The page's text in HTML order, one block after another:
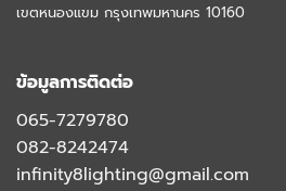
เขตหนองแขม กรุงเทพมหานคร 10160
ข้อมูลการติดต่อ
065-7279780
082-8242474
infinity8lighting@gmail.com